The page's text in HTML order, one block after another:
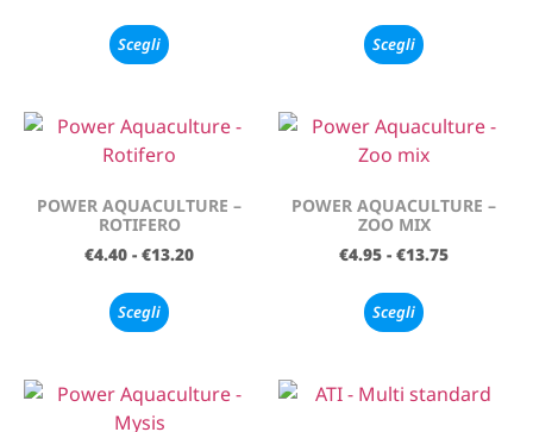
Scegli Scegli
POWER AQUACULTURE –
ROTIFERO
€4.40 - €13.20
Scegli
POWER AQUACULTURE –
ZOO MIX
€4.95 - €13.75
Scegli